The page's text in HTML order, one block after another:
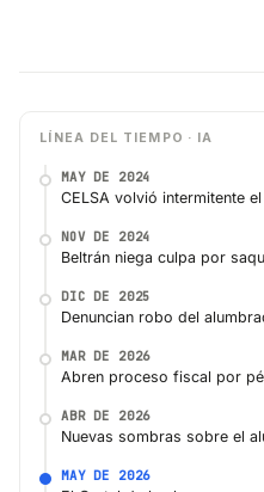
LÍNEA DEL TIEMPO · IA
MAY DE 2024
CELSA volvió intermitente
NOV DE 2024
Beltrán niega culpa por
DIC DE 2025
Denuncian robo del
MAR DE 2026
Abren proceso fiscal por
ABR DE 2026
Nuevas sombras sobre el
MAY DE 2026